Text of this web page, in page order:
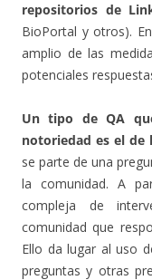
repositorios de
BioPortal y otros).
amplio de las
potenciales
Un tipo de QA
notoriedad es el de
se parte de una
la comunidad. A
compleja de
comunidad que
Ello da lugar al uso
preguntas y otras